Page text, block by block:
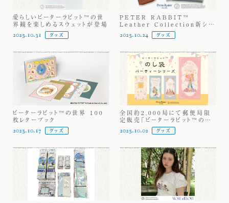
愛らしいピーターラビット™の世
界観を楽しめるスウェットが登場
2025.10.31 グッズ
PETER RABBIT™
Leather Collection新シリ
2025.10.24 グッズ
ピーターラビット™の世界 100
枚レターブック
2025.10.17 グッズ
全国約2,000局にて郵便局限
定販売「ピーターラビット™のし
袋パーティーシリーズ」が新登
場！
2025.10.02 グッズ